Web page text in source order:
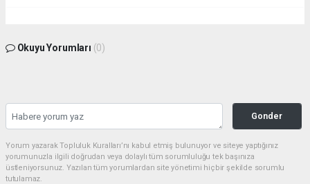
Okuyu Yorumları (0)
Gonder
Yorum yazarak Topluluk Kuralları’nı kabul etmiş bulunuyor ve siteye yaptığınız
yorumunuzla ilgili doğrudan veya dolaylı tüm sorumluluğu tek başınıza
üstleniyorsunuz. Yazılan tüm yorumlardan site yönetimi hiçbir şekilde sorumlu
tutulamaz.